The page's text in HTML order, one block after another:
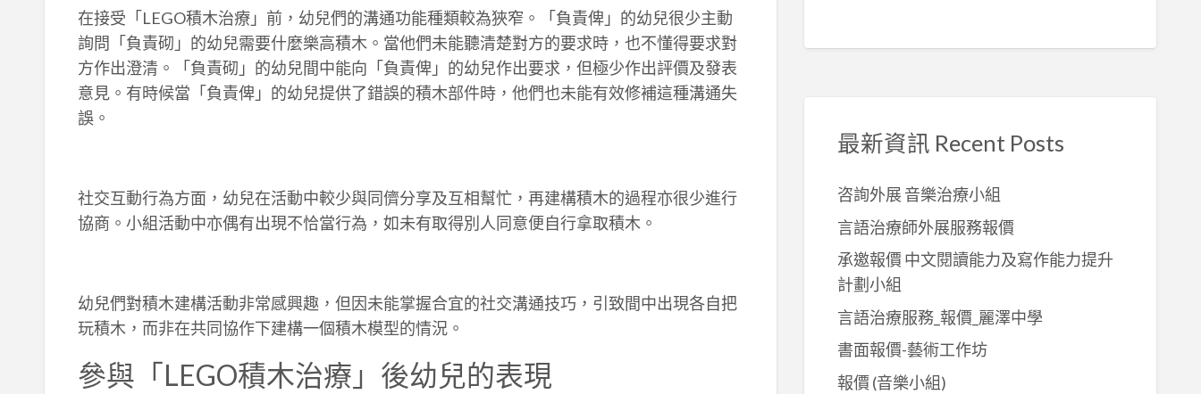
在接受「LEGO積木治療」前，幼兒們的溝通功能種類較為狹窄。「負責俾」的幼兒很少主動
詢問「負責砌」的幼兒需要什麼樂高積木。當他們未能聽清楚對方的要求時，也不懂得要求對
方作出澄清。「負責砌」的幼兒間中能向「負責俾」的幼兒作出要求，但極少作出評價及發表
意見。有時候當「負責俾」的幼兒提供了錯誤的積木部件時，他們也未能有效修補這種溝通失
誤。
社交互動行為方面，幼兒在活動中較少與同儕分享及互相幫忙，再建構積木的過程亦很少進行
協商。小組活動中亦偶有出現不恰當行為，如未有取得別人同意便自行拿取積木。
幼兒們對積木建構活動非常感興趣，但因未能掌握合宜的社交溝通技巧，引致間中出現各自把
玩積木，而非在共同協作下建構一個積木模型的情況。
參與「LEGO積木治療」後幼兒的表現
最新資訊 Recent Posts
咨詢外展 音樂治療小組
言語治療師外展服務報價
承邀報價 中文閱讀能力及寫作能力提升
計劃小組
言語治療服務_報價_麗澤中學
書面報價-藝術工作坊
報價 (音樂小組)